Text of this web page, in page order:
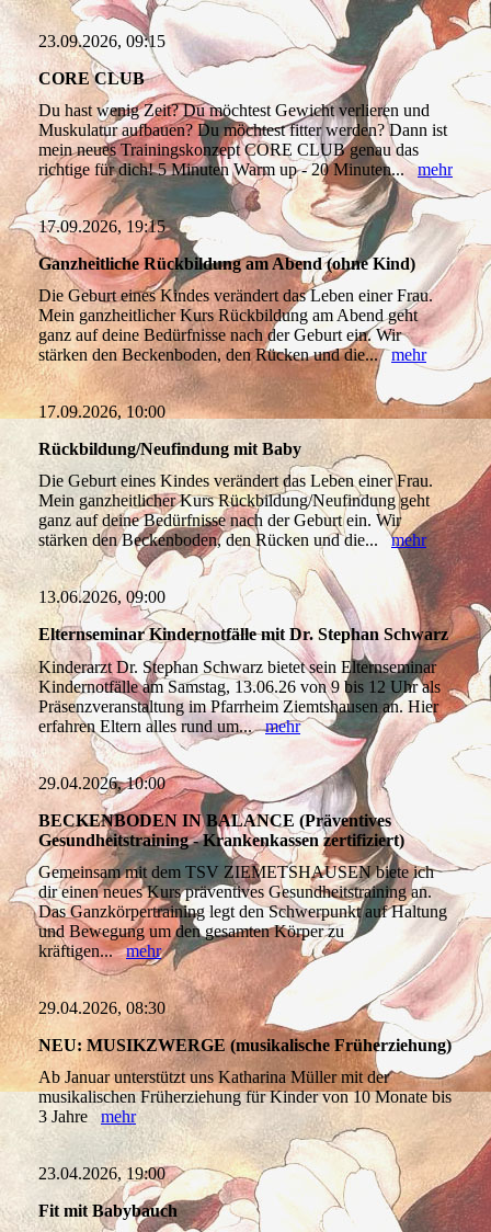
23.09.2026, 09:15
CORE CLUB
Du hast wenig Zeit? Du möchtest Gewicht verlieren und
Muskulatur aufbauen? Du möchtest fitter werden? Dann ist
mein neues Trainingskonzept CORE CLUB genau das
richtige für dich! 5 Minuten Warm up - 20 Minuten...mehr
17.09.2026, 19:15
Ganzheitliche Rückbildung am Abend (ohne Kind)
Die Geburt eines Kindes verändert das Leben einer Frau.
Mein ganzheitlicher Kurs Rückbildung am Abend geht
ganz auf deine Bedürfnisse nach der Geburt ein. Wir
stärken den Beckenboden, den Rücken und die...mehr
17.09.2026, 10:00
Rückbildung/Neufindung mit Baby
Die Geburt eines Kindes verändert das Leben einer Frau.
Mein ganzheitlicher Kurs Rückbildung/Neufindung geht
ganz auf deine Bedürfnisse nach der Geburt ein. Wir
stärken den Beckenboden, den Rücken und die...mehr
13.06.2026, 09:00
Elternseminar Kindernotfälle mit Dr. Stephan Schwarz
Kinderarzt Dr. Stephan Schwarz bietet sein Elternseminar
Kindernotfälle am Samstag, 13.06.26 von 9 bis 12 Uhr als
Präsenzveranstaltung im Pfarrheim Ziemtshausen an. Hier
erfahren Eltern alles rund um...mehr
29.04.2026, 10:00
BECKENBODEN IN BALANCE (Präventives
Gesundheitstraining - Krankenkassen zertifiziert)
Gemeinsam mit dem TSV ZIEMETSHAUSEN biete ich
dir einen neues Kurs präventives Gesundheitstraining an.
Das Ganzkörpertraining legt den Schwerpunkt auf Haltung
und Bewegung um den gesamten Körper zu
kräftigen...mehr
29.04.2026, 08:30
NEU: MUSIKZWERGE (musikalische Früherziehung)
Ab Januar unterstützt uns Katharina Müller mit der
musikalischen Früherziehung für Kinder von 10 Monate bis
3 Jahremehr
23.04.2026, 19:00
Fit mit Babybauch